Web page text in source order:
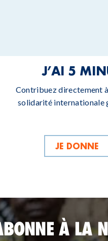
J’AI 5
Contribuez directement
solidarité internationale
JE DONNE
À LA